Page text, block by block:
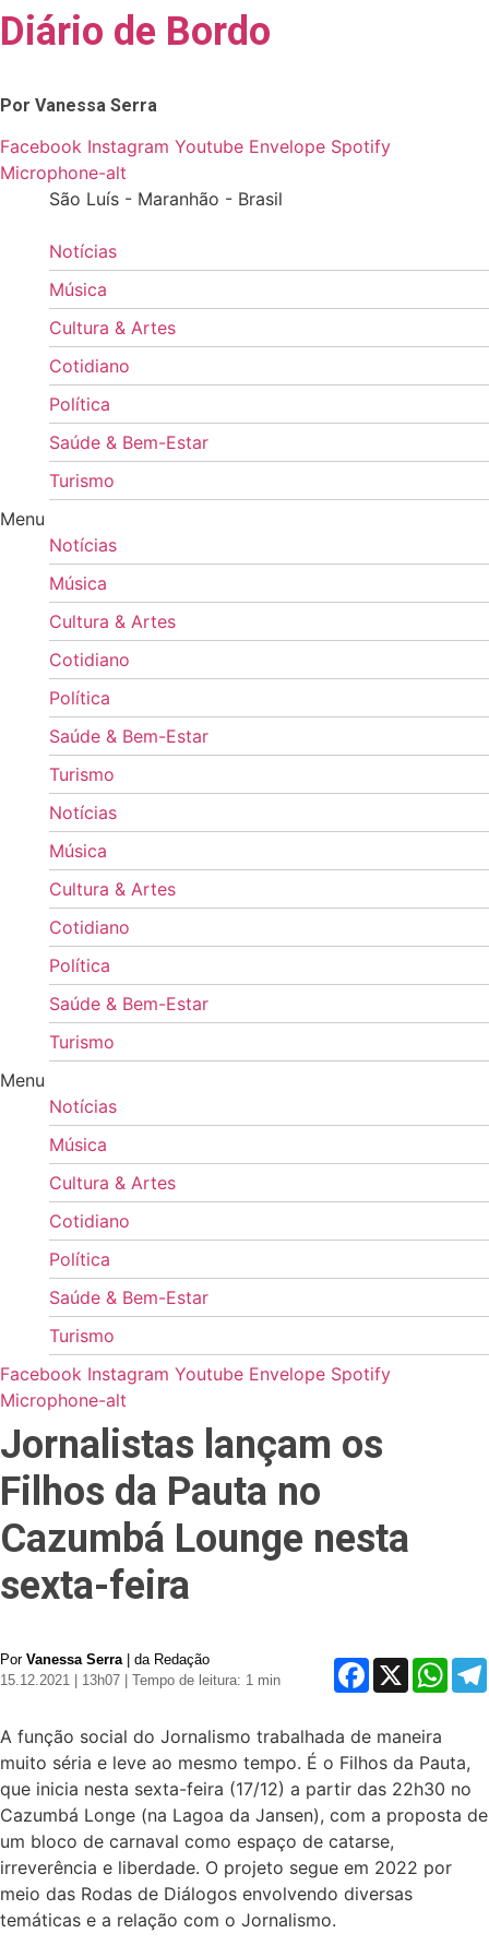
Skip
to
Diário de Bordo
Por Vanessa Serra
Facebook Instagram Youtube Envelope Spotify
Microphone-alt
São Luís - Maranhão - Brasil
Notícias
Música
Cultura & Artes
Cotidiano
Política
Saúde & Bem-Estar
Turismo
Menu
Notícias
Música
Cultura & Artes
Cotidiano
Política
Saúde & Bem-Estar
Turismo
Notícias
Música
Cultura & Artes
Cotidiano
Política
Saúde & Bem-Estar
Turismo
Menu
Notícias
Música
Cultura & Artes
Cotidiano
Política
Saúde & Bem-Estar
Turismo
Facebook Instagram Youtube Envelope Spotify
Microphone-alt
Jornalistas lançam os
Filhos da Pauta no
Cazumbá Lounge nesta
sexta-feira
Por Vanessa Serra| da Redação
15.12.2021 | 13h07
| Tempo de leitura: 1 min
Facebook
X
A função social do Jornalismo trabalhada de maneira
muito séria e leve ao mesmo tempo. É o Filhos da Pauta,
que inicia nesta sexta-feira (17/12) a partir das 22h30 no
Cazumbá Longe (na Lagoa da Jansen), com a proposta de
um bloco de carnaval como espaço de catarse,
irreverência e liberdade. O projeto segue em 2022 por
meio das Rodas de Diálogos envolvendo diversas
temáticas e a relação com o Jornalismo.